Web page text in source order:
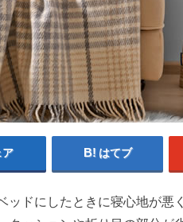
ア はてブ
ッドにしたときに寝心地が悪